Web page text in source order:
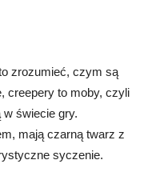
zrozumieć, czym są
creepery to moby, czyli
świecie gry.
mają czarną twarz z
syczenie.